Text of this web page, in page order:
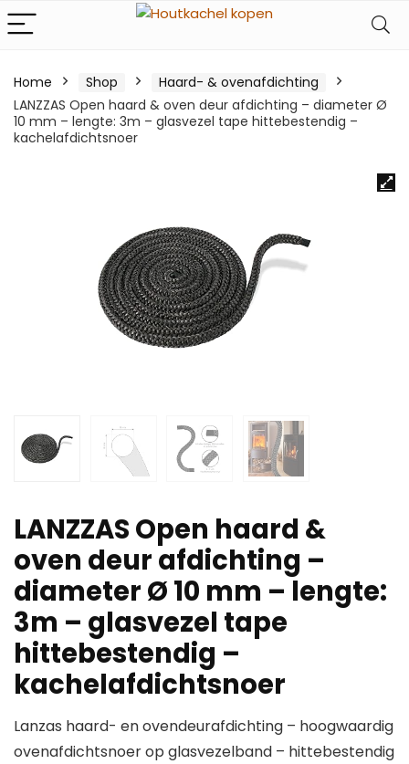
Home Shop
Haard- & ovenafdichting
LANZZAS Open haard & oven deur afdichting – diameter Ø
10 mm – lengte: 3m – glasvezel tape hittebestendig –
kachelafdichtsnoer
LANZZAS Open haard &
oven deur afdichting –
diameter Ø 10 mm – lengte:
3m – glasvezel tape
hittebestendig –
kachelafdichtsnoer
Lanzas haard- en ovendeurafdichting – hoogwaardig
ovenafdichtsnoer op glasvezelband – hittebestendig